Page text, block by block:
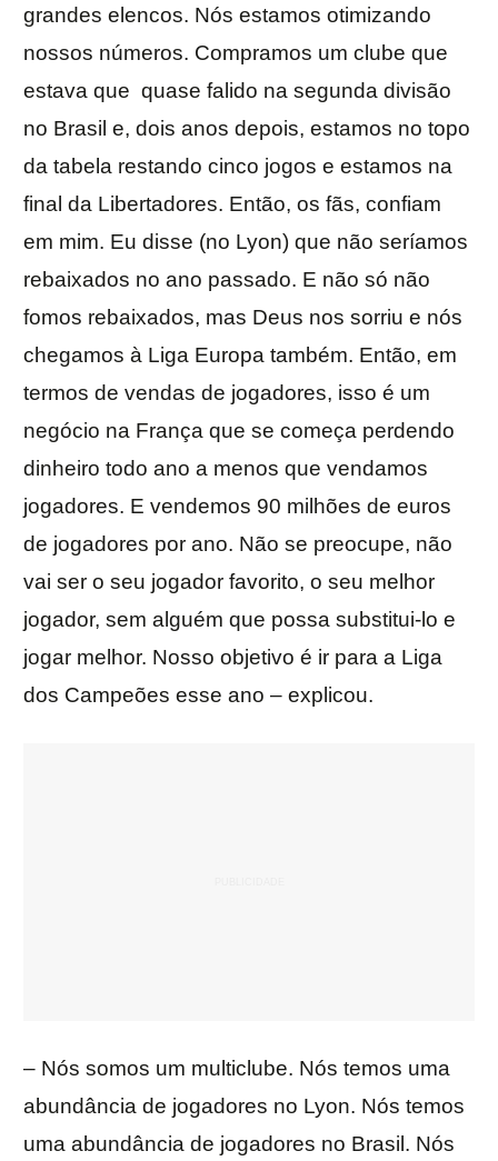
grandes elencos. Nós estamos otimizando
nossos números. Compramos um clube que
estava que quase falido na segunda divisão
no Brasil e, dois anos depois, estamos no topo
da tabela restando cinco jogos e estamos na
final da Libertadores. Então, os fãs, confiam
em mim. Eu disse (no Lyon) que não seríamos
rebaixados no ano passado. E não só não
fomos rebaixados, mas Deus nos sorriu e nós
chegamos à Liga Europa também. Então, em
termos de vendas de jogadores, isso é um
negócio na França que se começa perdendo
dinheiro todo ano a menos que vendamos
jogadores. E vendemos 90 milhões de euros
de jogadores por ano. Não se preocupe, não
vai ser o seu jogador favorito, o seu melhor
jogador, sem alguém que possa substitui-lo e
jogar melhor. Nosso objetivo é ir para a Liga
dos Campeões esse ano – explicou.
– Nós somos um multiclube. Nós temos uma
abundância de jogadores no Lyon. Nós temos
uma abundância de jogadores no Brasil. Nós